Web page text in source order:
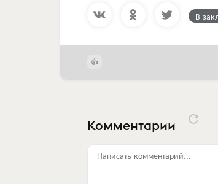
В
Комментарии
Написать комментарий...